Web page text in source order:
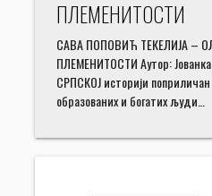
ПЛЕМЕНИТОСТИ
САВА ПОПОВИЋ ТЕКЕЛИЈА –
ПЛЕМЕНИТОСТИ Аутор:
СРПСКОЈ историји поприличан
образованих и богатих људи…